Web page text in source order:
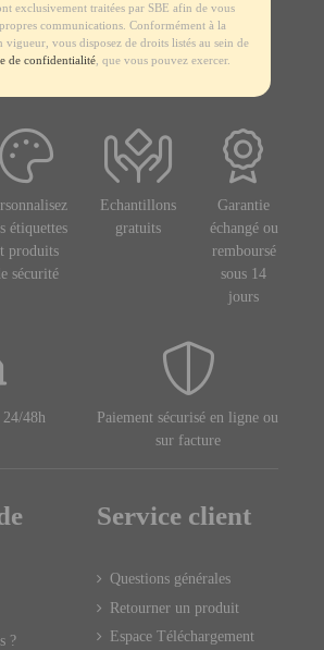
exclusivement traitées par SBE afin de vous
communications. Conformément à la
vigueur, vous disposez de droits listés au sein de
de confidentialité, que vous pouvez exercer.
étiquettes
produits
sécurité
Echantillons
gratuits
Garantie
échangé ou
remboursé
sous 14
jours
48h
Paiement sécurisé en ligne ou
sur facture
?
Service client
Questions générales
Retourner un produit
Espace Téléchargement